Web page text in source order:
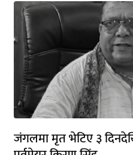
जंगलमा मृत भेटिए ३